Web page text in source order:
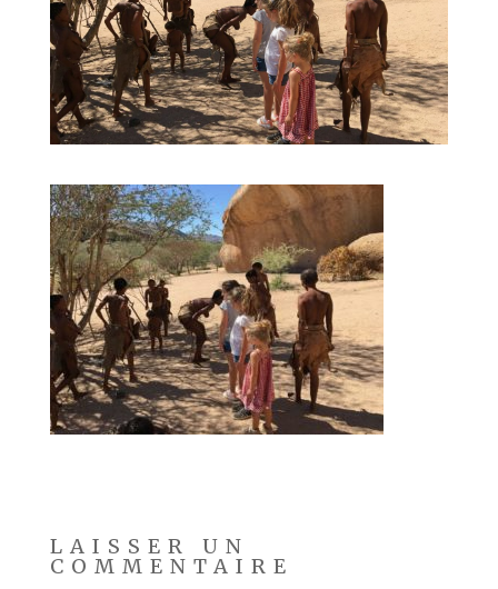
LAISSER UN
COMMENTAIRE